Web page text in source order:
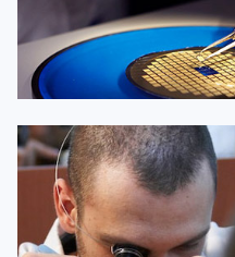
 百达翡丽维修
杰登·奥斯卡里昂
资深百达翡丽技师
是百达翡丽维修服务中心
(百达翡丽保养中心)
的高级技师之一
Guangzhou PatekPhilippe Maintain